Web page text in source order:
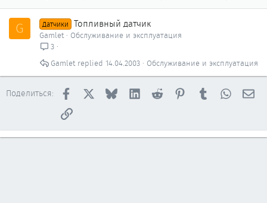
G Датчики Топливный датчик
Gamlet
Обслуживание и эксплуатация
3
Обслуживание и эксплуатация
14.04.2003
Gamlet
Поделиться: Facebook BlueskyLinkedInReddit PinterestTumblr
Ссылка